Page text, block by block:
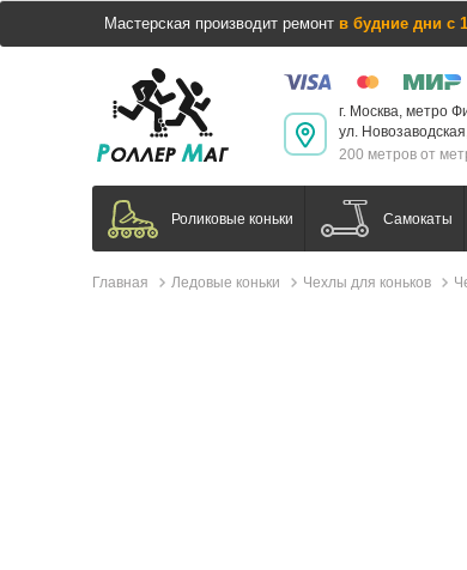
Мастерская производит ремонт в будние дни с
г. Москва, метро
ул.
200 метров от
Роликовые коньки Самокаты
Главная Ледовые коньки Чехлы для коньков